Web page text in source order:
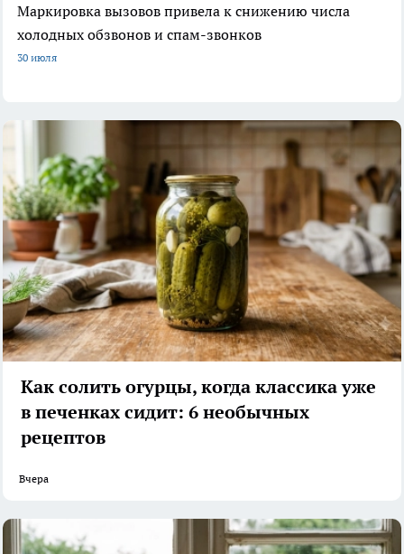
Маркировка вызовов привела к снижению числа
холодных обзвонов и спам-звонков
30 июля
Как солить огурцы, когда классика уже
в печенках сидит: 6 необычных
рецептов
Вчера